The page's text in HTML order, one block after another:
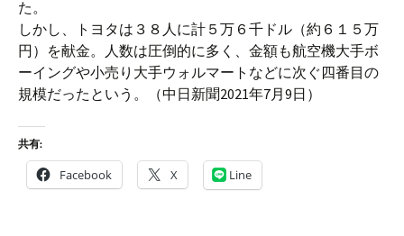
た。
しかし、トヨタは３８人に計５万６千ドル（約６１５万
円）を献金。人数は圧倒的に多く、金額も航空機大手ボ
ーイングや小売り大手ウォルマートなどに次ぐ四番目の
規模だったという。（中日新聞2021年7月9日）
共有:
Facebook X Line